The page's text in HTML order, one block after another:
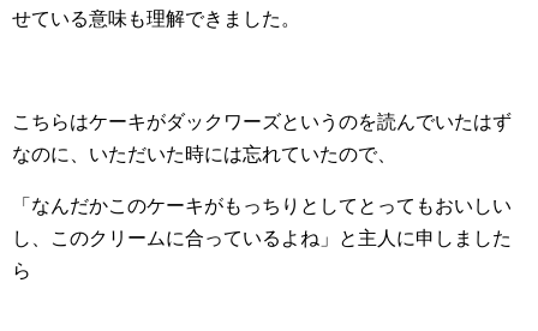
せている意味も理解できました。
こちらはケーキがダックワーズというのを読んでいたはず
なのに、いただいた時には忘れていたので、
「なんだかこのケーキがもっちりとしてとってもおいしい
し、このクリームに合っているよね」と主人に申しました
ら